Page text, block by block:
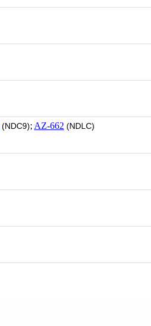
(NDC9); AZ-662 (NDLC)